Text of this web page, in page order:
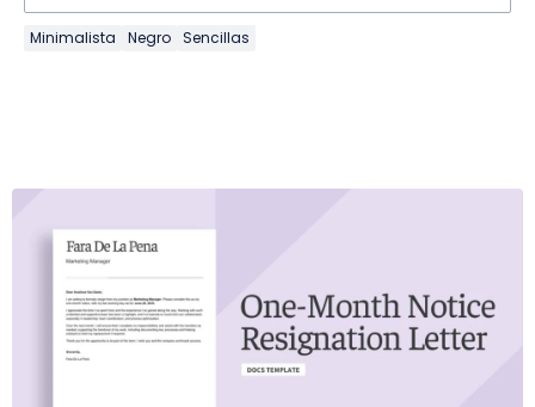
Minimalista Negro Sencillas